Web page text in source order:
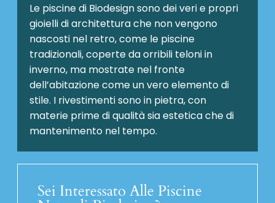
Le piscine di Biodesign sono dei veri e propri
gioielli di architettura che non vengono
nascosti nel retro, come le piscine
tradizionali, coperte da orribili teloni in
inverno, ma mostrate nel fronte
dell’abitazione come un vero elemento di
stile. I rivestimenti sono in pietra, con
materie prime di qualità sia estetica che di
mantenimento nel tempo.
Sei Interessato Alle Piscine